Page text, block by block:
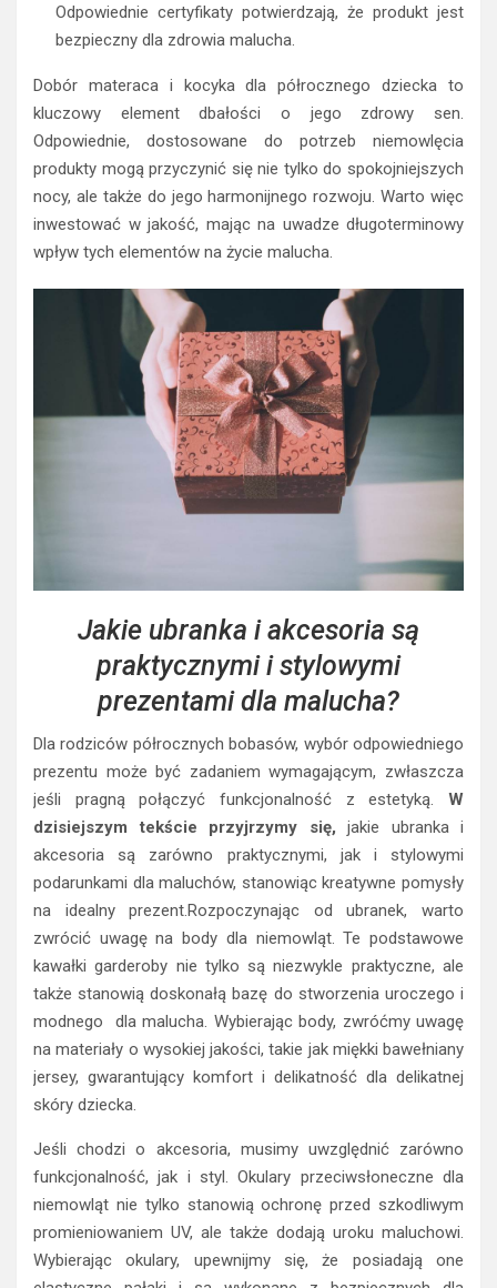
Odpowiednie certyfikaty potwierdzają, że produkt jest
bezpieczny dla zdrowia malucha.
Dobór materaca i kocyka dla półrocznego dziecka to
kluczowy element dbałości o jego zdrowy sen.
Odpowiednie, dostosowane do potrzeb niemowlęcia
produkty mogą przyczynić się nie tylko do spokojniejszych
nocy, ale także do jego harmonijnego rozwoju. Warto więc
inwestować w jakość, mając na uwadze długoterminowy
wpływ tych elementów na życie malucha.
Jakie ubranka i akcesoria są
praktycznymi i stylowymi
prezentami dla malucha?
Dla rodziców półrocznych bobasów, wybór odpowiedniego
prezentu może być zadaniem wymagającym, zwłaszcza
jeśli pragną połączyć funkcjonalność z estetyką. W
dzisiejszym tekście przyjrzymy się, jakie ubranka i
akcesoria są zarówno praktycznymi, jak i stylowymi
podarunkami dla maluchów, stanowiąc kreatywne pomysły
na idealny prezent.Rozpoczynając od ubranek, warto
zwrócić uwagę na body dla niemowląt. Te podstawowe
kawałki garderoby nie tylko są niezwykle praktyczne, ale
także stanowią doskonałą bazę do stworzenia uroczego i
modnego dla malucha. Wybierając body, zwróćmy uwagę
na materiały o wysokiej jakości, takie jak miękki bawełniany
jersey, gwarantujący komfort i delikatność dla delikatnej
skóry dziecka.
Jeśli chodzi o akcesoria, musimy uwzględnić zarówno
funkcjonalność, jak i styl. Okulary przeciwsłoneczne dla
niemowląt nie tylko stanowią ochronę przed szkodliwym
promieniowaniem UV, ale także dodają uroku maluchowi.
Wybierając okulary, upewnijmy się, że posiadają one